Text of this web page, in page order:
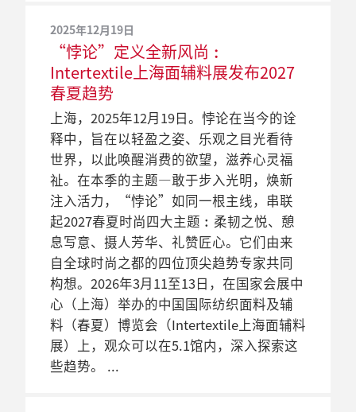
2025年12月19日
“悖论”定义全新风尚︰
Intertextile上海面辅料展发布2027
春夏趋势
上海，2025年12月19日。悖论在当今的诠
释中，旨在以轻盈之姿、乐观之目光看待
世界，以此唤醒消费的欲望，滋养心灵福
祉。在本季的主题—敢于步入光明，焕新
注入活力，“悖论”如同一根主线，串联
起2027春夏时尚四大主题︰柔韧之悦、憩
息写意、摄人芳华、礼赞匠心。它们由来
自全球时尚之都的四位顶尖趋势专家共同
构想。2026年3月11至13日，在国家会展中
心（上海）举办的中国国际纺织面料及辅
料（春夏）博览会（Intertextile上海面辅料
展）上，观众可以在5.1馆内，深入探索这
些趋势。
名潮流预测专家组成的Intertextile潮流导向
委员会，以“我–是我（I-dentities）”作
为主题，揭开2026年春夏流行趋势的序
幕。中国国际纺织面料及辅料（春夏）博
览会（Intertextile上海面辅料展）将于
2025年3月11至13日举行，届时观众将能够
在国家会展中心（上海）5.1号馆內的流行
趋势区中，详细了解“简约”
（SIMPLE）、“闯入”（HACKING）、
“调皮”（MISCHIEF）和“自由”
（FREEDOM）这四大关键趋势。
2024年10月2日
Intertextile上海面辅料展公布春夏
展会日期 延续2024春秋展会国际参
与度持续提升势头
Intertextile上海面辅料展的流行趋势区中，
游走于样式丰富的时尚面料。展区内涵盖
四个不同的流行趋势主题︰优雅、沉浸、
转换，以及呼唤。流行趋势区将设于国家
会展中心（上海）5.1馆，Intertextile 潮流
导向委员会成员 DONEGER | TOBE（美国纽
约）将负责将这一概念呈现于观众眼前。
2023年12月15日
全球纺织业同仁积极备战 迎接
Intertextile上海面辅料春夏展采购
机遇
上海, 2023年12月15日。随着全球展会业复
苏回暖，中国的纺织品及面辅料市场也迎
来了增长东风。2023 年，服装、鞋帽，以
Yarnexpo纱线展将延期三周至3月底
举办
鉴于中国疫情防控措施的进一步放宽，中
国国际纺织面料及辅料（春夏）博览会
（Intertextile上海面辅料展）、中国国际纺
织纱线（春夏）展览会（Yarnexpo春夏纱
线展）、中国国际家用纺织品及辅料（春
夏）博览会（Intertextile上海家纺展）将调
整至2023年3月28至30日在国家会展中心
（上海）举办。这将给予广大海内外与会
人士更多准备时间，同时三展能获得更高
的业界参与度。三场展会原定于3月8至10
日举行。
2022年12月15日
Intertextile 上海面辅料展揭示2024
年 春夏趋势 寄语“继续前行”
代面辅料趋势的主题将围绕「安全感」，
而四个潮流趋势将于2022年春夏季代表这
个主题：基本要素、诗意、天堂及炫耀。
中国国际纺织面料及辅料（春夏）博览会
（Intertextile上海面辅料展）于3月10至12
日举行期间，观众可亲身触摸及感受参展
商的面辅料如何传递安全感的讯息。
2020年12月17日
市场复苏及跨平台展会支持
Intertextile上海面辅料于明年3月回
归
随着中国国际纺织面料及辅料（秋冬）博
览会（Intertextile上海面辅料展）于2020
年9月圆满结束，下一届春夏展将于2021年
3月10至12日在国家会展中心（上海）举
Intertextile上海面辅料展）将于3月12日至
14日举行，从展会的最新动态中不难发现
一些关键词反复出现 — 全新、全面、优
质，它们共同描绘了展会蓬勃发展的前
景。 Intertextile上海面辅料春夏展已建立
起服装采购全球旗舰的声誉，其各大产品
专区主题分明，从高端羊毛纺织品到原创
印花设计，应有尽有，旨在打造一站式采
购平台，方便观众找到更多潜在业务伙
伴，以此造福参展商和观众。今年春夏展
的产品专区和国家展团都有所扩大，证明
了展会越来越受到全球供应商的认可，视
这些专区展团为打入服装市场的门户。
2018年12月21日
Intertextile上海面辅料展新增展团
及更多辅料